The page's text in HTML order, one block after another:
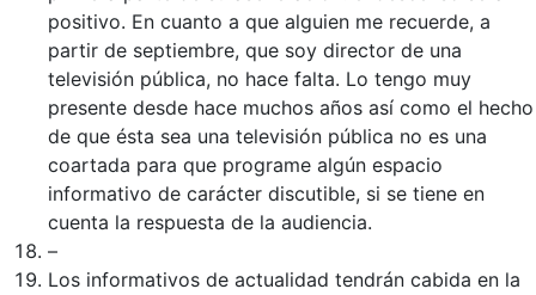
positivo. En cuanto a que alguien me recuerde, a
partir de septiembre, que soy director de una
televisión pública, no hace falta. Lo tengo muy
presente desde hace muchos años así como el hecho
de que ésta sea una televisión pública no es una
coartada para que programe algún espacio
informativo de carácter discutible, si se tiene en
cuenta la respuesta de la audiencia.
–
Los informativos de actualidad tendrán cabida en la